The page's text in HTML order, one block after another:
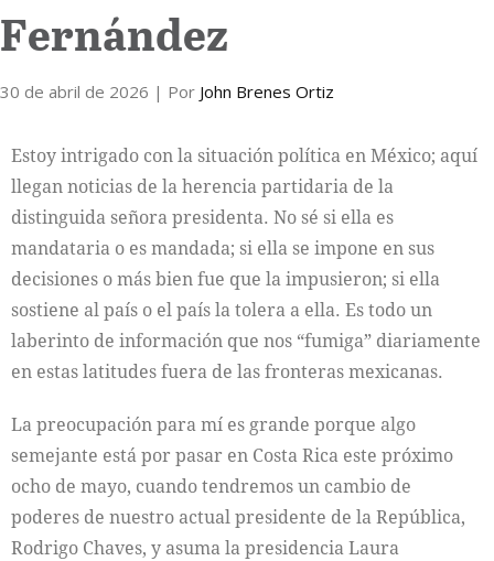
Fernández
30 de abril de 2026 | Por John Brenes Ortiz
Estoy intrigado con la situación política en México; aquí
llegan noticias de la herencia partidaria de la
distinguida señora presidenta. No sé si ella es
mandataria o es mandada; si ella se impone en sus
decisiones o más bien fue que la impusieron; si ella
sostiene al país o el país la tolera a ella. Es todo un
laberinto de información que nos “fumiga” diariamente
en estas latitudes fuera de las fronteras mexicanas.
La preocupación para mí es grande porque algo
semejante está por pasar en Costa Rica este próximo
ocho de mayo, cuando tendremos un cambio de
poderes de nuestro actual presidente de la República,
Rodrigo Chaves, y asuma la presidencia Laura